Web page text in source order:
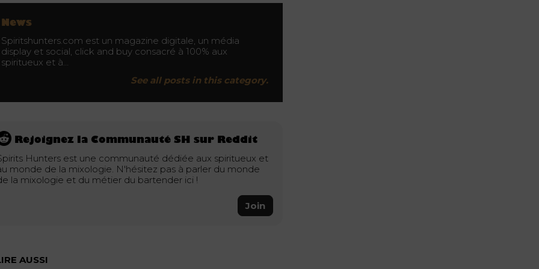
News
Spiritshunters.com est un magazine digitale, un média
display et social, click and buy consacré à 100% aux
spiritueux et à…
See all posts in this category.
Rejoignez la Communauté SH sur Reddit
Hunters est une communauté dédiée aux spiritueux et
monde de la mixologie. N'hésitez pas à parler du monde
la mixologie et du métier du bartender ici !
Join
AUSSI